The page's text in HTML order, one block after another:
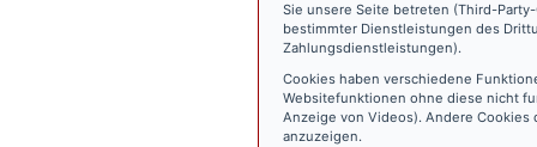
Sie unsere Seite betreten (Third-
bestimmter Dienstleistungen des
Zahlungsdienstleistungen).
Cookies haben verschiedene
Websitefunktionen ohne diese nicht
Anzeige von Videos). Andere
anzuzeigen.